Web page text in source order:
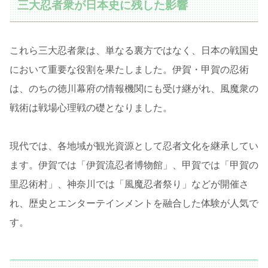
三大忍者衆が日本史に残した影響
これら三大忍者衆は、単なる裏方ではなく、日本の戦国史
において重要な役割を果たしました。伊賀・甲賀の忍術
は、のちの徳川幕府の情報機関にも受け継がれ、風魔衆の
戦術は戦場心理戦の礎となりました。
現代では、各地域が観光資源として忍者文化を継承してい
ます。伊賀では「伊賀流忍者博物館」、甲賀では「甲賀の
里忍術村」、神奈川では「風魔忍者祭り」などが開催さ
れ、歴史とエンターテインメントを融合した体験が人気で
す。